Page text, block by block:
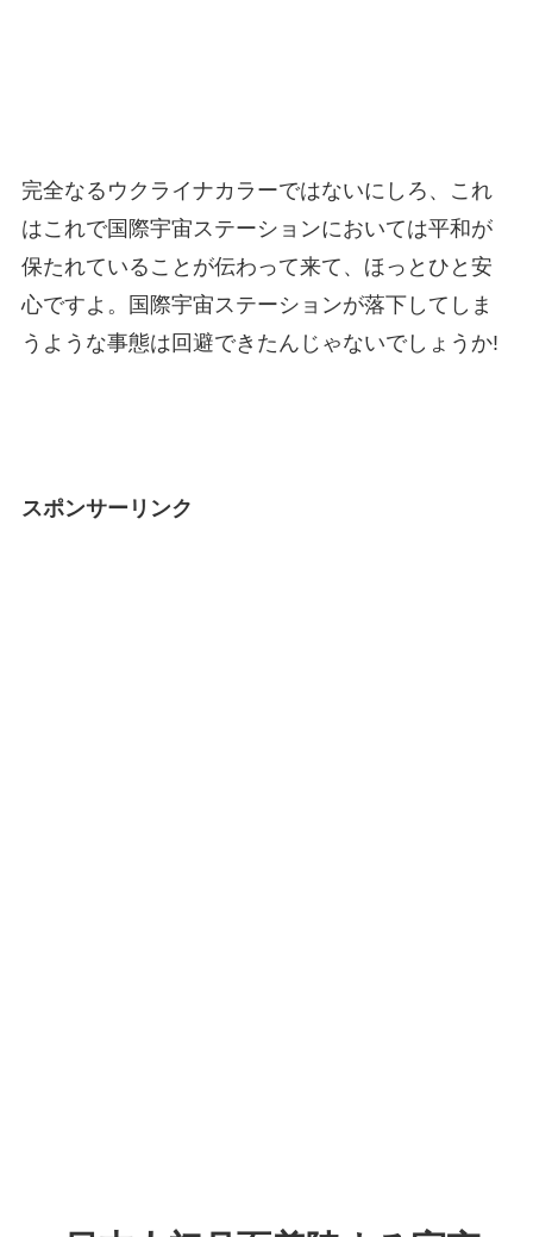
完全なるウクライナカラーではないにしろ、これ
はこれで国際宇宙ステーションにおいては平和が
保たれていることが伝わって来て、ほっとひと安
心ですよ。国際宇宙ステーションが落下してしま
うような事態は回避できたんじゃないでしょうか!
スポンサーリンク